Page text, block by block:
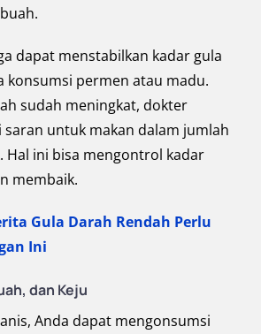
dapat menstabilkan kadar gula
konsumsi permen atau madu.
sudah meningkat, dokter
untuk makan dalam jumlah
Hal ini bisa mengontrol kadar
membaik.
Gula Darah Rendah Perlu
Ini
dan Keju
Anda dapat mengonsumsi